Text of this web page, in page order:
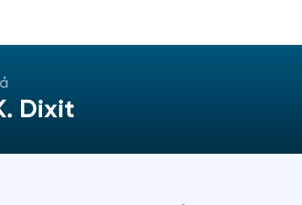
Dixit